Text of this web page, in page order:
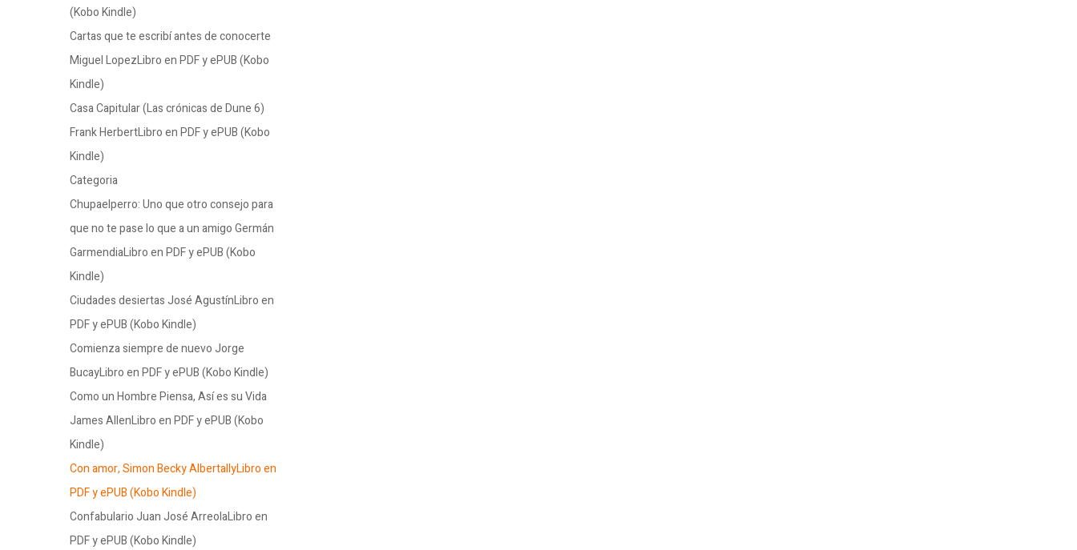
(Kobo Kindle)
Cartas que te escribí antes de conocerte
Miguel LopezLibro en PDF y ePUB (Kobo
Kindle)
Casa Capitular (Las crónicas de Dune 6)
Frank HerbertLibro en PDF y ePUB (Kobo
Kindle)
Categoria
Chupaelperro: Uno que otro consejo para
que no te pase lo que a un amigo Germán
GarmendiaLibro en PDF y ePUB (Kobo
Kindle)
Ciudades desiertas José AgustínLibro en
PDF y ePUB (Kobo Kindle)
Comienza siempre de nuevo Jorge
BucayLibro en PDF y ePUB (Kobo Kindle)
Como un Hombre Piensa, Así es su Vida
James AllenLibro en PDF y ePUB (Kobo
Kindle)
Con amor, Simon Becky AlbertallyLibro en
PDF y ePUB (Kobo Kindle)
Confabulario Juan José ArreolaLibro en
PDF y ePUB (Kobo Kindle)